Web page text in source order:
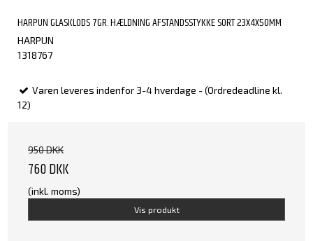
HARPUN GLASKLODS 7GR. HÆLDNING AFSTANDSSTYKKE SORT 23X4X50MM
HARPUN
1318767
Varen leveres indenfor 3-4 hverdage - (Ordredeadline kl.
12)
950 DKK
760 DKK
(inkl. moms)
Vis produkt